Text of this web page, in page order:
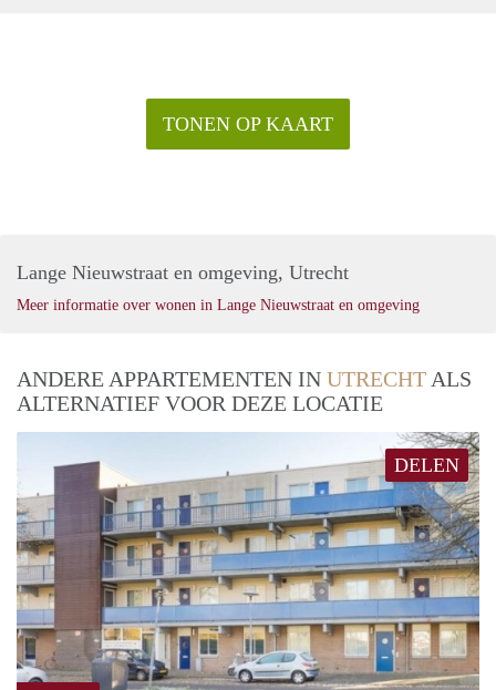
TONEN OP KAART
Lange Nieuwstraat en omgeving, Utrecht
Meer informatie over wonen in Lange Nieuwstraat en omgeving
ANDERE APPARTEMENTEN IN UTRECHT ALS
ALTERNATIEF VOOR DEZE LOCATIE
DELEN